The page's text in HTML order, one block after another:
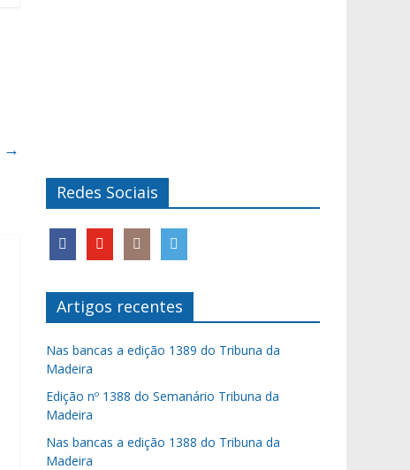
→
Redes Sociais
Artigos recentes
Nas bancas a edição 1389 do Tribuna da
Madeira
Edição nº 1388 do Semanário Tribuna da
Madeira
Nas bancas a edição 1388 do Tribuna da
Madeira